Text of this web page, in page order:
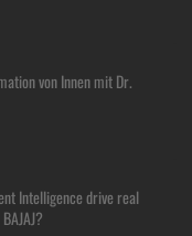
von Innen mit Dr.
Intelligence drive real